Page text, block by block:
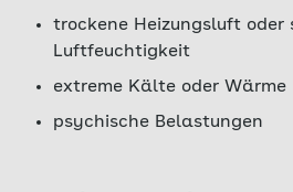
trockene Heizungsluft oder
Luftfeuchtigkeit
extreme Kälte oder Wärme
psychische Belastungen